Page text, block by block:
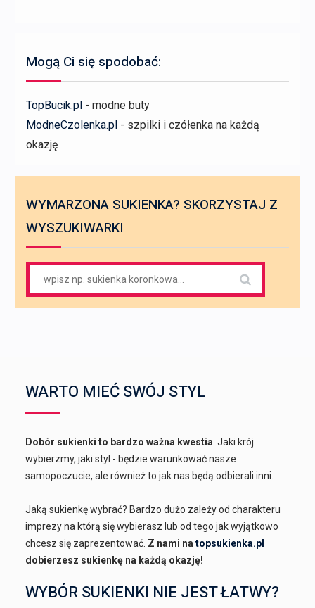
Mogą Ci się spodobać:
TopBucik.pl- modne buty
ModneCzolenka.pl- szpilki i czółenka na każdą
okazję
WYMARZONA SUKIENKA? SKORZYSTAJ Z
WYSZUKIWARKI
for:
WARTO MIEĆ SWÓJ STYL
Dobór sukienki to bardzo ważna kwestia . Jaki krój
wybierzmy, jaki styl - będzie warunkować nasze
samopoczucie, ale również to jak nas będą odbierali inni.
Jaką sukienkę wybrać? Bardzo dużo zależy od charakteru
imprezy na którą się wybierasz lub od tego jak wyjątkowo
chcesz się zaprezentować. Z nami natopsukienka.pl
dobierzesz sukienkę na każdą okazję!
WYBÓR SUKIENKI NIE JEST ŁATWY?